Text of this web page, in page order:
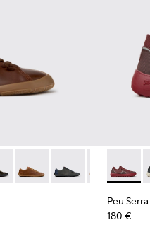
Ankle Boots for Men.
005
Brown Leather Shoes for
014 013
Path+ - K101114-012 -
Peu Path+ - K101114-010
Peu Path+ -Peu Path+ -
Peu
Peu
Peu Serra
180 €